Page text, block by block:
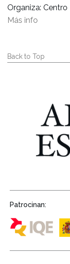
Organiza:
Más info
Back to Top
Patrocinan: